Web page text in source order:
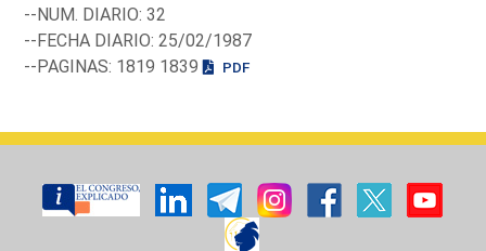
--NUM. DIARIO: 32
--FECHA DIARIO: 25/02/1987
--PAGINAS: 1819 1839
PDF